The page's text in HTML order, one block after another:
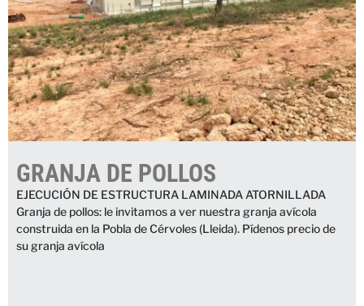
GRANJA DE POLLOS
EJECUCIÓN DE ESTRUCTURA LAMINADA ATORNILLADA
Granja de pollos: le invitamos a ver nuestra granja avícola
construida en la Pobla de Cérvoles (Lleida). Pídenos precio de
su granja avícola